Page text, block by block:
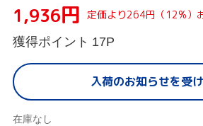
1,936円 定価より264円（12%）
獲得ポイント 17P
入荷のお知らせを受
在庫なし